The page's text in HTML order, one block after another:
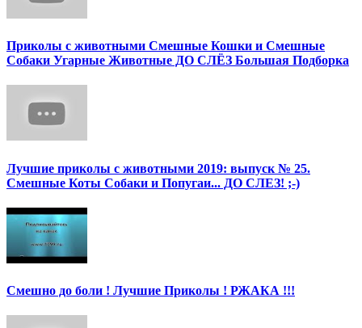
Приколы с животными Смешные Кошки и Смешные
Собаки Угарные Животные ДО СЛЁЗ Большая Подборка
Лучшие приколы с животными 2019: выпуск № 25.
Смешные Коты Собаки и Попугаи... ДО СЛЕЗ! ;-)
Смешно до боли ! Лучшие Приколы ! РЖАКА !!!